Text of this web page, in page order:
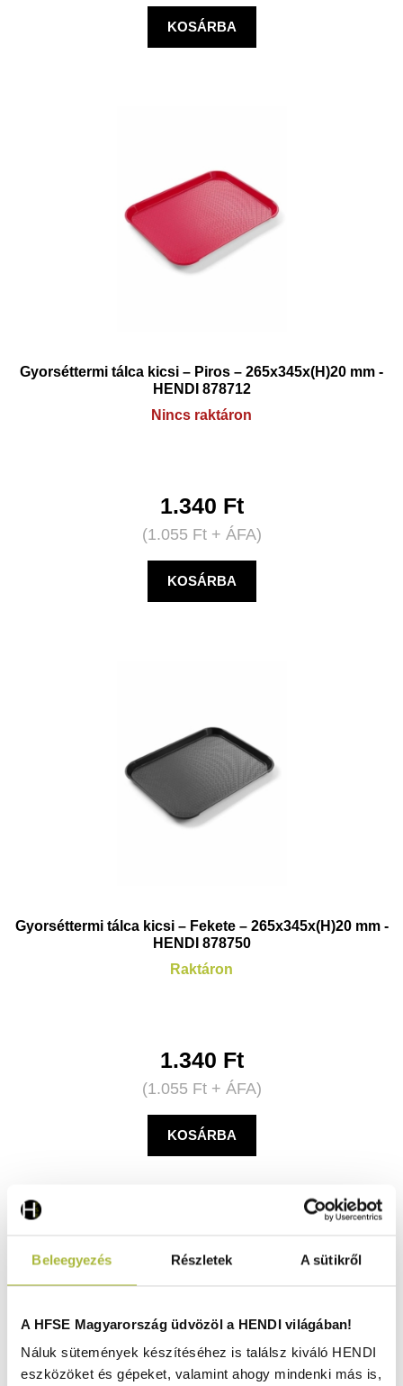
Beleegyezés Részletek A sütikről
A HFSE Magyarország üdvözöl a HENDI világában!
Náluk sütemények készítéséhez is találsz kiváló HENDI
eszközöket és gépeket, valamint ahogy mindenki más is,
KOSÁRBA
Gyorséttermi tálca kicsi – Piros – 265x345x(H)20 mm -
HENDI 878712
Nincs raktáron
1.340 Ft
(1.055 Ft+ ÁFA)
KOSÁRBA
Gyorséttermi tálca kicsi – Fekete – 265x345x(H)20 mm -
HENDI 878750
Raktáron
1.340 Ft
(1.055 Ft+ ÁFA)
KOSÁRBA